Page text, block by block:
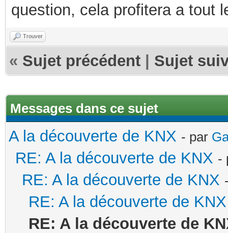
question, cela profitera a tout
Trouver
« Sujet précédent Sujet
Messages dans ce sujet
A la découverte de KNX - par
RE: A la découverte de KNX -
RE: A la découverte de KNX
RE: A la découverte de KNX
RE: A la découverte de